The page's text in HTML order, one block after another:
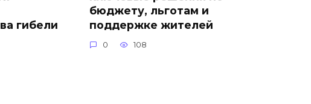
гибели
бюджету, льготам и
поддержке жителей
0 108